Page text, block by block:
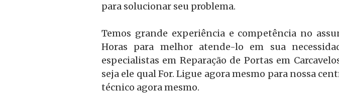
para solucionar seu problema.
Temos grande experiência e competência no
Horas para melhor atende-lo em sua
especialistas em Reparação de Portas em
seja ele qual For. Ligue agora mesmo para nossa
técnico agora mesmo.